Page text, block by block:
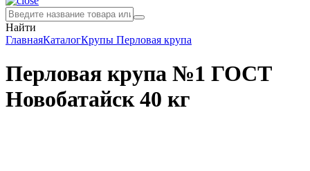
Найти
ГлавнаяКаталогКрупы Перловая крупа
Перловая крупа №1 ГОСТ
Новобатайск 40 кг